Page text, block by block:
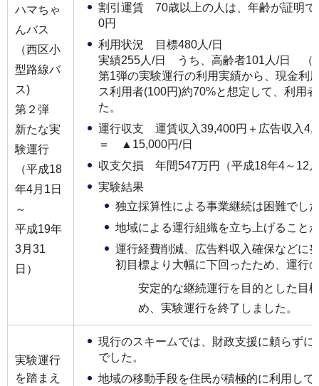
ハマちゃ
んバス
（西区小
型路線バ
ス)
第２弾
新たな実
験運行
（平成18
年4月1日
～
平成19年
3月31
日）
割引運賃 70歳以上の人は、年齢が証明で
0円
利用状況 目標480人/日
実績255人/日 うち、高齢者101人/日 （
第1弾の実験運行の利用実績から、現金利
ス利用者(100円)約70%と想定して、利用
た。
運行収支 運賃収入39,400円＋広告収入
＝ ▲15,000円/日
収支欠損 年間547万円（平成18年4～12
実験結果
独立採算性による事業継続は困難でし
地域による運行組織を立ち上げること
運行経費削減、広告料収入確保などに
初目標より大幅に下回ったため、運行
安定的な継続運行を目的とした目
め、実験運行を終了しました。
実験運行
を踏まえ
現行のスキームでは、財政支援に頼らず
でした。
地域の移動手段を住民が積極的に利用し